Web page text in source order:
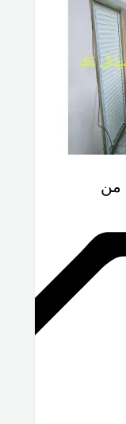
من